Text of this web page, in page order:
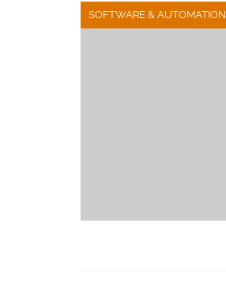
SOFTWARE & AUTOMATION